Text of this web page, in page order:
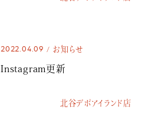
2022.04.09 お知らせ
Instagram更新
北谷デポアイランド店